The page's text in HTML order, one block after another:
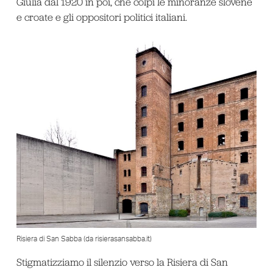
e croate e gli oppositori politici italiani.
Risiera di San Sabba (da risierasansabba.it)
Stigmatizziamo il silenzio verso la Risiera di San